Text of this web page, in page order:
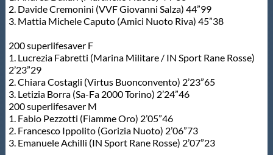
Sostenibilità
Privacy
Cookie Policy
Archivio News
2. Davide Cremonini (VVF Giovanni Salza) 44”99
3. Mattia Michele Caputo (Amici Nuoto Riva) 45”38
200 superlifesaver F
1. Lucrezia Fabretti (Marina Militare / IN Sport Rane Rosse)
2’23”29
2. Chiara Costagli (Virtus Buonconvento) 2’23”65
3. Letizia Borra (Sa-Fa 2000 Torino) 2’24”46
200 superlifesaver M
1. Fabio Pezzotti (Fiamme Oro) 2’05”46
2. Francesco Ippolito (Gorizia Nuoto) 2’06”73
3. Emanuele Achilli (IN Sport Rane Rosse) 2’07”23